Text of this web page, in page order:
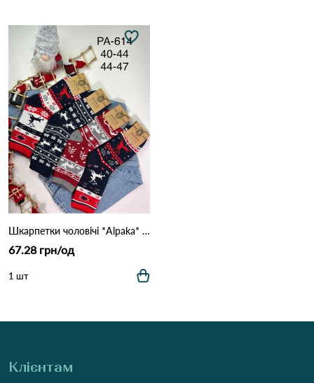
Шкарпетки чоловічі *Alpaka* Natur PA614 Різні кольори
67.28 грн/од
1 шт
Клієнтам